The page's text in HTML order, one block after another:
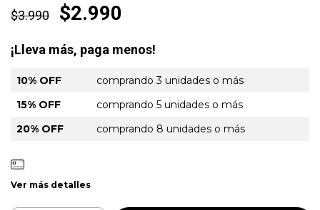
$3.990 $2.990
¡Lleva más, paga menos!
10% OFF
comprando 3 unidades o más
15% OFF
comprando 5 unidades o más
20% OFF
comprando 8 unidades o más
Ver más detalles